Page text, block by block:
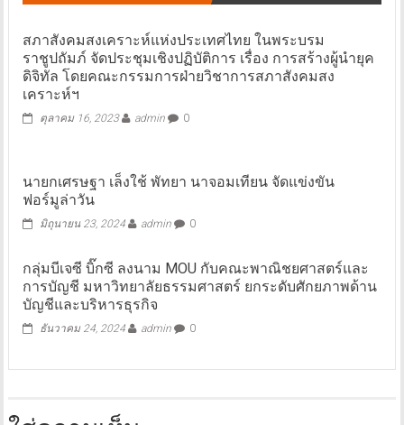
สภาสังคมสงเคราะห์แห่งประเทศไทย ในพระบรม
ราชูปถัมภ์ จัดประชุมเชิงปฏิบัติการ เรื่อง การสร้างผู้นำยุค
ดิจิทัล โดยคณะกรรมการฝ่ายวิชาการสภาสังคมสง
เคราะห์ฯ
ตุลาคม 16, 2023 admin 0
นายกเศรษฐา เล็งใช้ พัทยา นาจอมเทียน จัดแข่งขัน
ฟอร์มูล่าวัน
มิถุนายน 23, 2024 admin 0
กลุ่มบีเจซี บิ๊กซี ลงนาม MOU กับคณะพาณิชยศาสตร์และ
การบัญชี มหาวิทยาลัยธรรมศาสตร์ ยกระดับศักยภาพด้าน
บัญชีและบริหารธุรกิจ
ธันวาคม 24, 2024 admin 0